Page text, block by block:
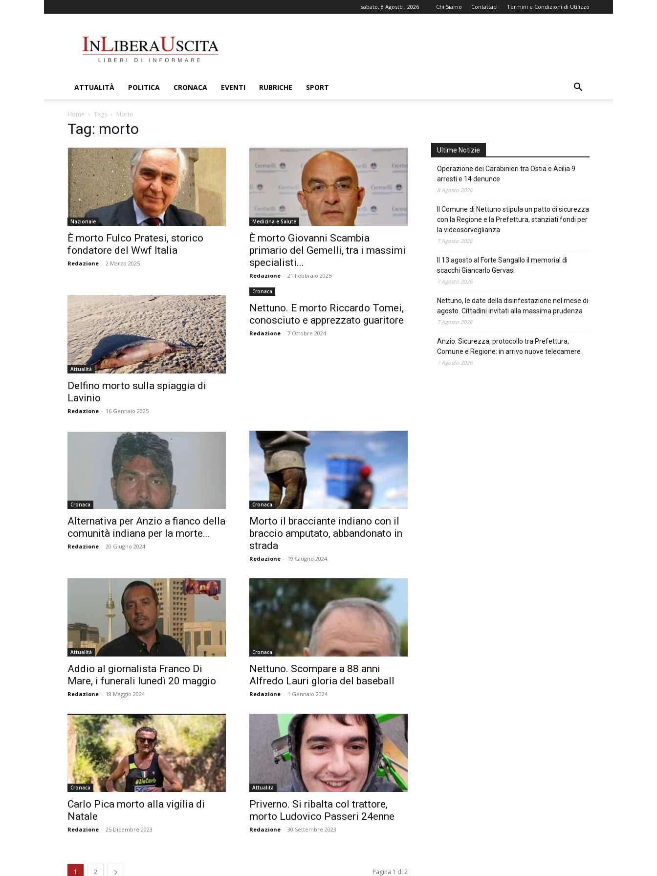
sabato, 8 Agosto , 2026 Chi Siamo Contattaci Termini e Condizioni di Utilizzo
ATTUALITÀ POLITICA CRONACA EVENTI RUBRICHE SPORT
Home Tags Morto
Tag: morto
Nazionale
È morto Fulco Pratesi, storico
fondatore del Wwf Italia
Redazione - 2 Marzo 2025
Medicina e Salute
È morto Giovanni Scambia
primario del Gemelli, tra i massimi
specialisti...
Redazione - 21 Febbraio 2025
Attualità
Delfino morto sulla spiaggia di
Lavinio
Redazione - 16 Gennaio 2025
Cronaca
Nettuno. E morto Riccardo Tomei,
conosciuto e apprezzato guaritore
Redazione - 7 Ottobre 2024
Cronaca
Alternativa per Anzio a fianco della
comunità indiana per la morte...
Redazione - 20 Giugno 2024
Cronaca
Morto il bracciante indiano con il
braccio amputato, abbandonato in
strada
Redazione - 19 Giugno 2024
Attualità
Addio al giornalista Franco Di
Mare, i funerali lunedì 20 maggio
Redazione - 18 Maggio 2024
Cronaca
Nettuno. Scompare a 88 anni
Alfredo Lauri gloria del baseball
Redazione - 1 Gennaio 2024
Cronaca
Carlo Pica morto alla vigilia di
Natale
Redazione - 25 Dicembre 2023
Attualità
Priverno. Si ribalta col trattore,
morto Ludovico Passeri 24enne
Redazione - 30 Settembre 2023
1 2 Pagina 1 di 2
Ultime Notizie
Operazione dei Carabinieri tra Ostia e Acilia 9
arresti e 14 denunce
8 Agosto 2026
Il Comune di Nettuno stipula un patto di sicurezza
con la Regione e la Prefettura, stanziati fondi per
la videosorveglianza
7 Agosto 2026
Il 13 agosto al Forte Sangallo il memorial di
scacchi Giancarlo Gervasi
7 Agosto 2026
Nettuno, le date della disinfestazione nel mese di
agosto. Cittadini invitati alla massima prudenza
7 Agosto 2026
Anzio. Sicurezza, protocollo tra Prefettura,
Comune e Regione: in arrivo nuove telecamere
7 Agosto 2026